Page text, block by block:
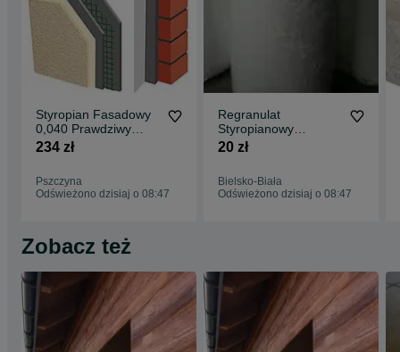
dociepleniach.
Styropian Fasadowy
0,040 Prawdziwy
ciepły styropian
FASADA
234 zł
Pszczyna
Odświeżono dzisiaj o 08:47
Regranulat
Styropianowy
granulat styropian
styrobeton kulki puf
20 zł
Bielsko-Biała
Odświeżono dzisiaj o 08:47
Zobacz też